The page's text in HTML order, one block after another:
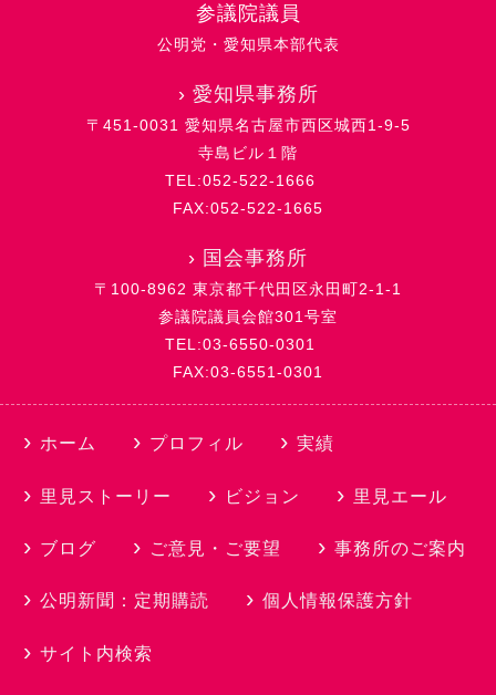
参議院議員
公明党・愛知県本部代表
› 愛知県事務所
〒451-0031 愛知県名古屋市西区城西1-9-5
寺島ビル１階
TEL:052-522-1666
FAX:052-522-1665
› 国会事務所
〒100-8962 東京都千代田区永田町2-1-1
参議院議員会館301号室
TEL:03-6550-0301
FAX:03-6551-0301
ホーム プロフィル 実績
里見ストーリー ビジョン 里見エール
ブログ ご意見・ご要望 事務所のご案内
公明新聞：定期購読 個人情報保護方針
サイト内検索